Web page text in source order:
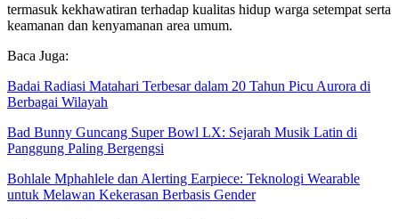
termasuk kekhawatiran terhadap kualitas hidup warga setempat serta
keamanan dan kenyamanan area umum.
Baca Juga:
Badai Radiasi Matahari Terbesar dalam 20 Tahun Picu Aurora di
Berbagai Wilayah
Bad Bunny Guncang Super Bowl LX: Sejarah Musik Latin di
Panggung Paling Bergengsi
Bohlale Mphahlele dan Alerting Earpiece: Teknologi Wearable
untuk Melawan Kekerasan Berbasis Gender